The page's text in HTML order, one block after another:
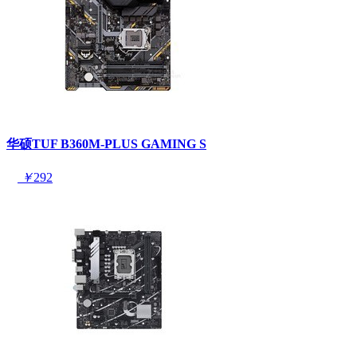
华硕TUF B360M-PLUS GAMING S
￥292